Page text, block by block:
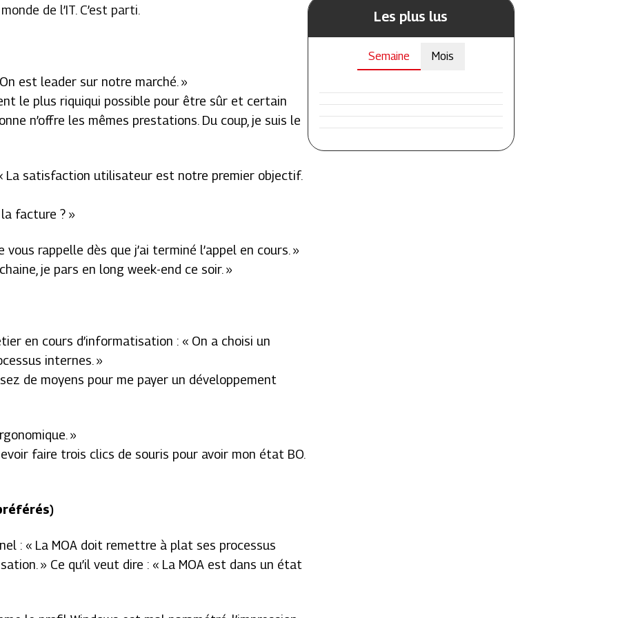
de l’IT. C’est parti.
est leader sur notre marché. »
le plus riquiqui possible pour être sûr et certain
n’offre les mêmes prestations. Du coup, je suis le
La satisfaction utilisateur est notre premier objectif.
facture ? »
rappelle dès que j’ai terminé l’appel en cours. »
je pars en long week-end ce soir. »
en cours d’informatisation : « On a choisi un
internes. »
de moyens pour me payer un développement
»
faire trois clics de souris pour avoir mon état BO.
: « La MOA doit remettre à plat ses processus
» Ce qu’il veut dire : « La MOA est dans un état
Les plus lus
Semaine Mois